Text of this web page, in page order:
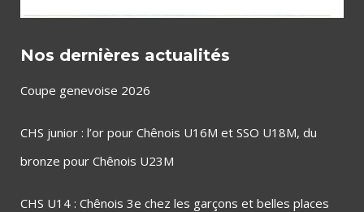
Nos dernières actualités
Coupe genevoise 2026
CHS junior : l’or pour Chênois U16M et SSO U18M, du
bronze pour Chênois U23M
CHS U14 : Chênois 3e chez les garçons et belles places